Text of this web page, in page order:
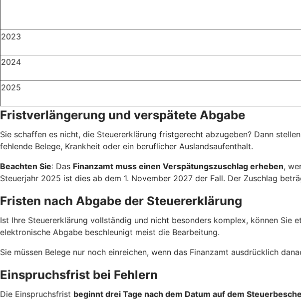
2023
2024
2025
Fristverlängerung und verspätete Abgabe
Sie schaffen es nicht, die Steuererklärung fristgerecht abzugeben? Dann
fehlende Belege, Krankheit oder ein beruflicher Auslandsaufenthalt.
Beachten Sie: Das Finanzamt muss einen Verspätungszuschlag erheben,
Steuerjahr 2025 ist dies ab dem 1. November 2027 der Fall. Der Zuschlag
Fristen nach Abgabe der Steuererklärung
Ist Ihre Steuererklärung vollständig und nicht besonders komplex, können Sie
elektronische Abgabe beschleunigt meist die Bearbeitung.
Sie müssen Belege nur noch einreichen, wenn das Finanzamt ausdrücklich
Einspruchsfrist bei Fehlern
Die Einspruchsfrist beginnt drei Tage nach dem Datum auf dem